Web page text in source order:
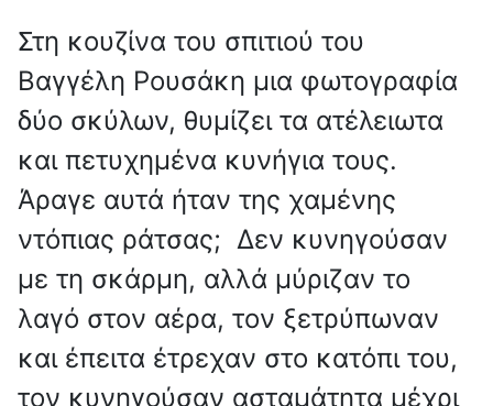
Στη κουζίνα του σπιτιού του
Βαγγέλη Ρουσάκη μια φωτογραφία
δύο σκύλων, θυμίζει τα ατέλειωτα
και πετυχημένα κυνήγια τους.
Άραγε αυτά ήταν της χαμένης
ντόπιας ράτσας; Δεν κυνηγούσαν
με τη σκάρμη, αλλά μύριζαν το
λαγό στον αέρα, τον ξετρύπωναν
και έπειτα έτρεχαν στο κατόπι του,
τον κυνηγούσαν ασταμάτητα μέχρι